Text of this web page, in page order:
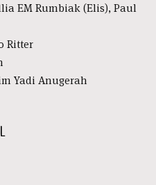
EM Rumbiak (Elis), Paul
Ritter
Yadi Anugerah